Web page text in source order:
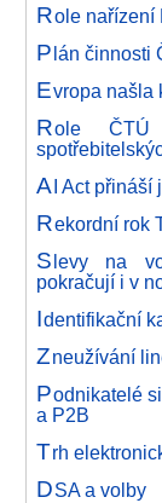
Role nařízení
Plán činnosti
Evropa našla
Role ČTÚ
AI Act přináší
Rekordní rok
Slevy na
pokračují i v
Identifikační
Zneužívání
Podnikatelé
a P2B
Trh
DSA a volby